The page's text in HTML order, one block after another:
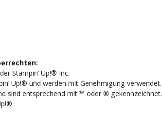
Stampin’ Up!® Inc.
Up!® und werden mit Genehmigung verwendet.
sind entsprechend mit ™ oder ® gekennzeichnet.